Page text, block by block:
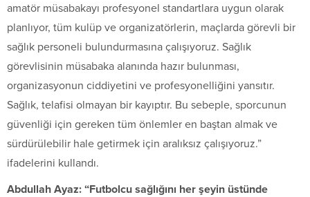
amatör müsabakayı profesyonel standartlara uygun olarak
planlıyor, tüm kulüp ve organizatörlerin, maçlarda görevli bir
sağlık personeli bulundurmasına çalışıyoruz. Sağlık
görevlisinin müsabaka alanında hazır bulunması,
organizasyonun ciddiyetini ve profesyonelliğini yansıtır.
Sağlık, telafisi olmayan bir kayıptır. Bu sebeple, sporcunun
güvenliği için gereken tüm önlemler en baştan almak ve
sürdürülebilir hale getirmek için aralıksız çalışıyoruz.”
ifadelerini kullandı.
Abdullah Ayaz: “Futbolcu sağlığını her şeyin üstünde